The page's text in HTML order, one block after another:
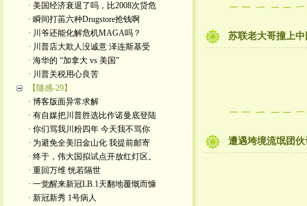
· 美国经济衰退了吗，比2008次贷危
· 瞬间打苖六种Drugstore抢钱啊
· 川爷还能化解危机MAGA吗？
· 川普店大欺人没诚意 泽连斯基受
· 海华的 “加拿大 vs 美国”
· 川普关税用心良苦
【隨感-29】
· 博客版面异常求解
· 有自媒把川普胜选比作诺曼底登陆
· 你们骂我川粉四年 今天我不骂你
· 为避免全美旧金山化 我提前邮寄
· 终于，伟大国拟试点开放红灯区。
· 重回万维 恍若隔世
· 一觉醒来新冠LB.1天翻地覆慨而慷
· 新冠新秀 1号病人
苏联老大哥撞上
遭遇垮境流氓团